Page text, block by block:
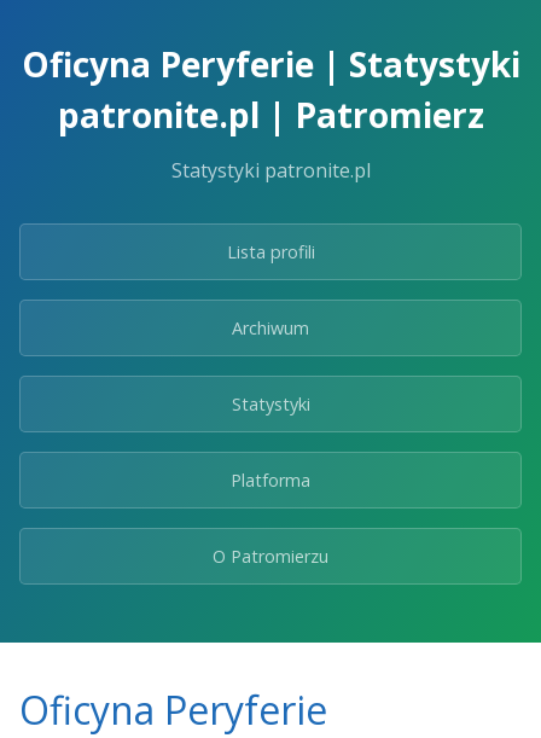
theOficyna Peryferie | Statystyki
patronite.pl | Patromierz
Statystyki patronite.pl
Lista profili
Archiwum
Statystyki
Platforma
O Patromierzu
Oficyna Peryferie